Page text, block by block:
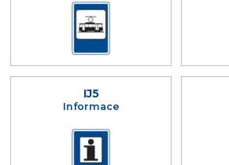
IJ5
Informace